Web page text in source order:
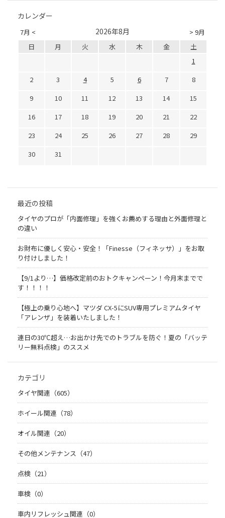
カレンダー
7月 < > 9月
2026年8月
日 月 火 水 木 金
土
1
2
3 4 5 6 7
8
9
10 11 12 13 14
15
16
17 18 19 20 21
22
23
24 25 26 27 28
29
30
31
最近の投稿
タイヤのプロが「内面修理」を強くお薦めする理由と外面修理と
の違い
お財布に優しく安心・安全！「Finesse（フィネッサ）」をお取
り付けしました！
【9/1より…】価格改定前のおトクキャンペーン！今月末までで
す！！！！
【極上の乗り心地へ】マツダ CX-5にSUV専用プレミアムタイヤ
「アレンザ」を装着いたしました！
連日の30℃超え…お出かけ先でのトラブルを防ぐ！夏の「バッテ
リー無料点検」のススメ
カテゴリ
タイヤ関連（605）
ホイール関連（78）
オイル関連（20）
その他メンテナンス（47）
点検（21）
車検（0）
車内リフレッシュ関連（0）